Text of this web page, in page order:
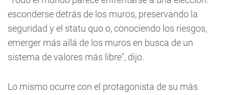
esconderse detrás de los muros, preservando la
seguridad y el statu quo o, conociendo los riesgos,
emerger más allá de los muros en busca de un
sistema de valores más libre", dijo.
Lo mismo ocurre con el protagonista de su más